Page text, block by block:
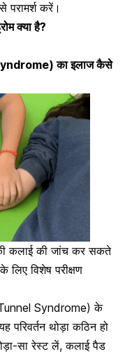
परामर्श करें।
क्या है?
का इलाज कैसे
कलाई की जांच कर सकते
विशेष परीक्षण
Syndrome) के
थोड़ा कठिन हो
सा रेस्ट लें, कलाई पैड